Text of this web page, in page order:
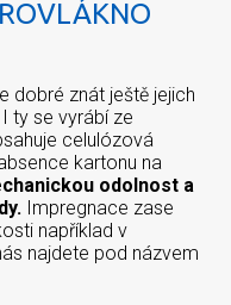
dobré znát ještě jejich
I ty se vyrábí ze
celulózová
kartonu na
odolnost a
Impregnace zase
například v
najdete pod názvem